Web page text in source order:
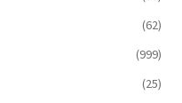
(62)
(999)
(25)